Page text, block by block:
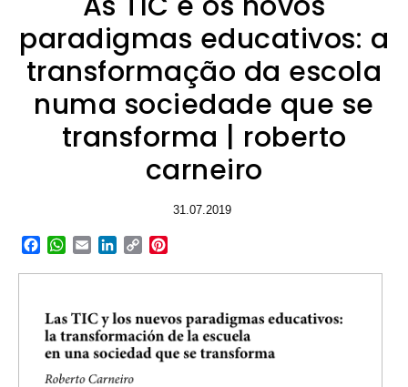
paradigmas educativos: a
transformação da escola
numa sociedade que se
transforma | roberto
carneiro
31.07.2019
Facebook
WhatsApp
EmailLinkedIn
Copy